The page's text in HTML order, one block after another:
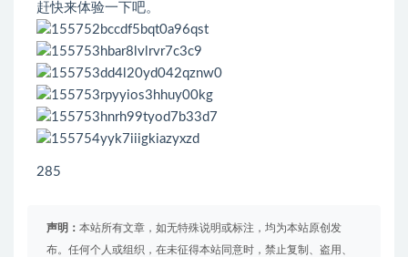
赶快来体验一下吧。
285
声明： 本站所有文章，如无特殊说明或标注，均为本站原创发
布。任何个人或组织，在未征得本站同意时，禁止复制、盗用、